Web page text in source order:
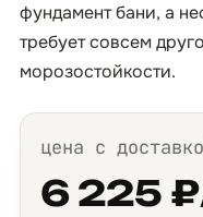
фундамент бани, а
требует совсем
морозостойкости.
цена с
6 225